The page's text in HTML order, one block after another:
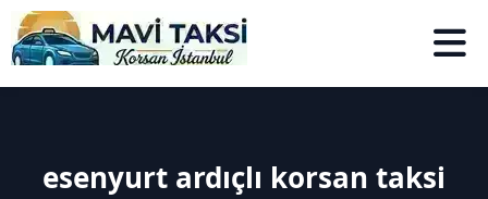
esenyurt ardıçlı korsan taksi